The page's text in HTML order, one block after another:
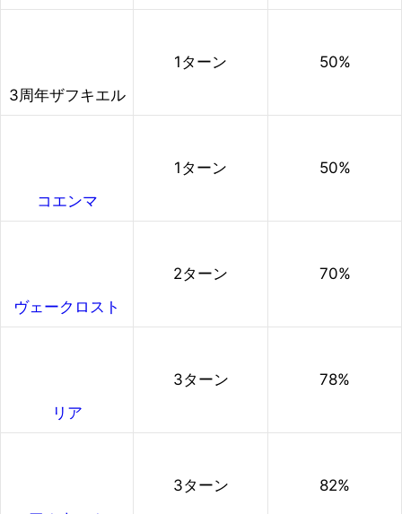
3周年ザフキエル
1ターン 50%
コエンマ
1ターン 50%
ヴェークロスト
2ターン 70%
リア
3ターン 78%
3ターン 82%